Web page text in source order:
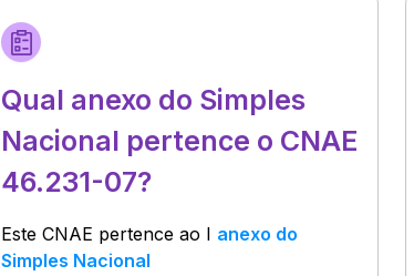
Qual anexo do Simples
Nacional pertence o CNAE
46.231-07?
Este CNAE pertence ao I anexo do
Simples Nacional